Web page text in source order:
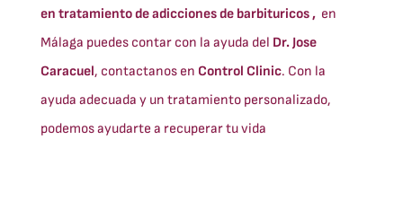
en tratamiento de adicciones de barbituricos , en
Málaga puedes contar con la ayuda del Dr. Jose
Caracuel, contactanos en Control Clinic. Con la
ayuda adecuada y un tratamiento personalizado,
podemos ayudarte a recuperar tu vida